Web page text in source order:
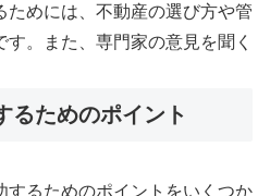
ためには、不動産の選び方や管
。また、専門家の意見を聞く
るためのポイント
するためのポイントをいくつか